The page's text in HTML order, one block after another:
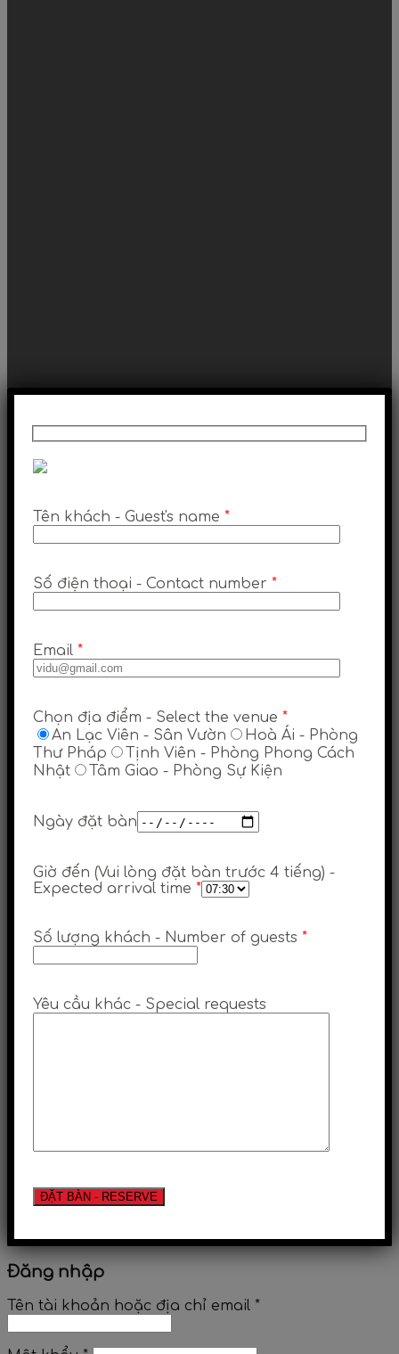
Tên khách - Guest's name *
Số điện thoại - Contact number *
Email *
Chọn địa điểm - Select the venue *
An Lạc Viên - Sân Vườn
Hoà Ái - Phòng
Thư Pháp
Tịnh Viên - Phòng Phong Cách
Nhật
Tâm Giao - Phòng Sự Kiện
Ngày đặt bàn
Giờ đến (Vui lòng đặt bàn trước 4 tiếng) -
Expected arrival time *
Số lượng khách - Number of guests *
Yêu cầu khác - Special requests
Đăng nhập
Tên tài khoản hoặc địa chỉ email *